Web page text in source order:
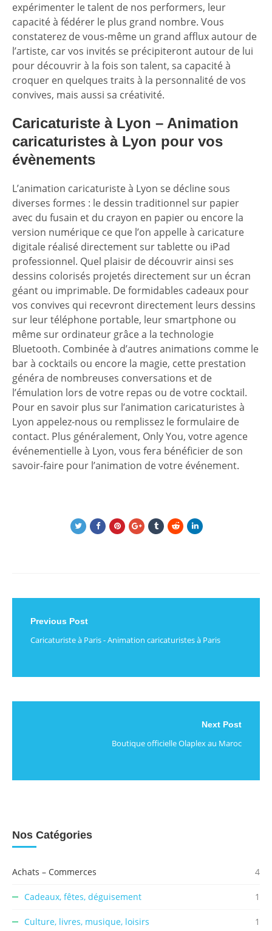
expérimenter le talent de nos performers, leur
capacité à fédérer le plus grand nombre. Vous
constaterez de vous-même un grand afflux autour de
l’artiste, car vos invités se précipiteront autour de lui
pour découvrir à la fois son talent, sa capacité à
croquer en quelques traits à la personnalité de vos
convives, mais aussi sa créativité.
Caricaturiste à Lyon – Animation
caricaturistes à Lyon pour vos
évènements
L’animation caricaturiste à Lyon se décline sous
diverses formes : le dessin traditionnel sur papier
avec du fusain et du crayon en papier ou encore la
version numérique ce que l’on appelle à caricature
digitale réalisé directement sur tablette ou iPad
professionnel. Quel plaisir de découvrir ainsi ses
dessins colorisés projetés directement sur un écran
géant ou imprimable. De formidables cadeaux pour
vos convives qui recevront directement leurs dessins
sur leur téléphone portable, leur smartphone ou
même sur ordinateur grâce a la technologie
Bluetooth. Combinée à d’autres animations comme le
bar à cocktails ou encore la magie, cette prestation
généra de nombreuses conversations et de
l’émulation lors de votre repas ou de votre cocktail.
Pour en savoir plus sur l’animation caricaturistes à
Lyon appelez-nous ou remplissez le formulaire de
contact. Plus généralement, Only You, votre agence
événementielle à Lyon, vous fera bénéficier de son
savoir-faire pour l’animation de votre événement.
Post
navigation
Previous Post
Caricaturiste à Paris - Animation caricaturistes à Paris
Next Post
Boutique officielle Olaplex au Maroc
Nos Catégories
Achats – Commerces 4
Cadeaux, fêtes, déguisement 1
Culture, livres, musique, loisirs 1